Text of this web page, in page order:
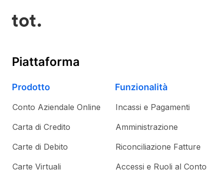
Piattaforma
Prodotto
Conto Aziendale Online
Carta di Credito
Carte di Debito
Carte Virtuali
Funzionalità
Incassi e Pagamenti
Amministrazione
Riconciliazione Fatture
Accessi e Ruoli al Conto